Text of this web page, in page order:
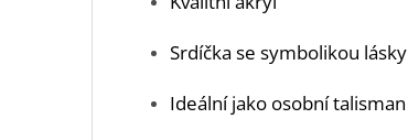
Srdíčka se symbolikou lásky
Ideální jako osobní talisman